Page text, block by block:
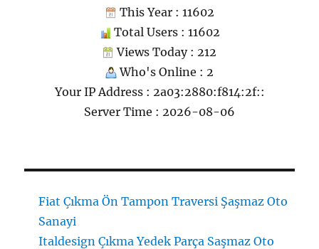
This Year : 11602
Total Users : 11602
Views Today : 212
Who's Online : 2
Your IP Address : 2a03:2880:f814:2f::
Server Time : 2026-08-06
Fiat Çıkma Ön Tampon Traversi Şaşmaz Oto
Sanayi
Italdesign Çıkma Yedek Parça Saşmaz Oto